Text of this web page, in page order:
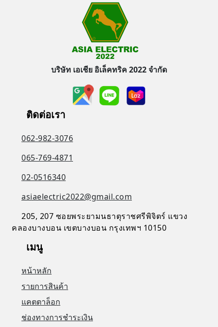
บริษัท เอเชีย อิเล็คทริค 2022 จำกัด
ติดต่อเรา
062-982-3076
065-769-4871
02-0516340
asiaelectric2022@gmail.com
205, 207 ซอยพระยามนธาตุราชศรีพิจิตร์ แขวง
คลองบางบอน เขตบางบอน กรุงเทพฯ 10150
เมนู
หน้าหลัก
รายการสินค้า
แคตตาล็อก
ช่องทางการชำระเงิน